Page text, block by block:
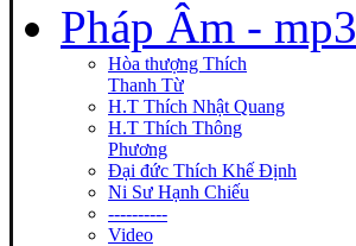
Pháp Âm - mp3
Hòa thượng Thích
Thanh Từ
H.T Thích Nhật Quang
H.T Thích Thông
Phương
Đại đức Thích Khế Định
Ni Sư Hạnh Chiếu
----------
Video